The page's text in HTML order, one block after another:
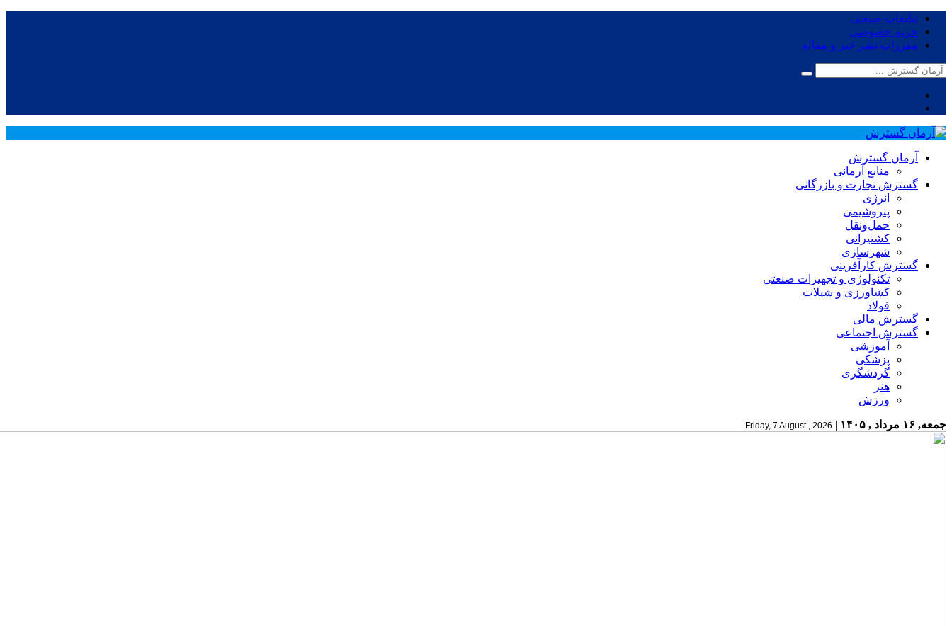
تبلیغات صنعتی
حریم خصوصی
مقررات نشر خبر و مقاله
آرمان گسترش
منابع آرمانی
گسترش تجارت و بازرگانی
انرژی
پتروشیمی
حمل‌و‌نقل
کشتیرانی
شهرسازی
گسترش کارآفرینی
تکنولوژی و تجهیزات صنعتی
کشاورزی و شیلات
فولاد
گسترش مالی
گسترش اجتماعی
آموزشی
پزشکی
گردشگری
هنر
ورزش
جمعه, ۱۶ مرداد , ۱۴۰۵ |
Friday, 7 August , 2026